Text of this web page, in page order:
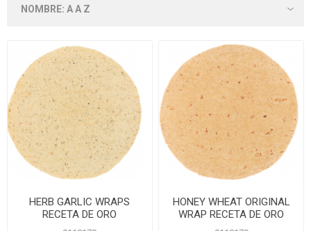
HERB GARLIC WRAPS
RECETA DE ORO
HONEY WHEAT ORIGINAL
WRAP RECETA DE ORO